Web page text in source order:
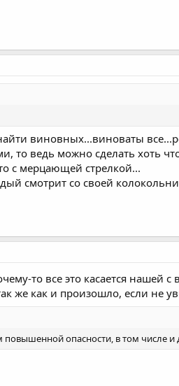
виновных...виноваты
то ведь можно сделать хоть
с мерцающей стрелкой...
смотрит со своей
то все это касается нашей
же как и произошло, если не
повышенной опасности, в том числе и